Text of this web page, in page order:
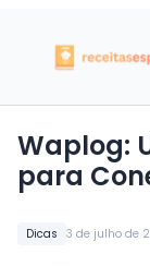
Dicas 3 de julho de
Waplog:
para